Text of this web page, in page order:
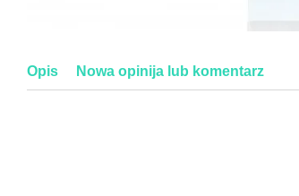
Opis Nowa opinija lub komentarz